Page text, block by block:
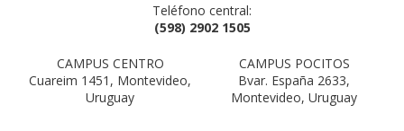
Teléfono central:
(598) 2902 1505
CAMPUS CENTRO
Cuareim 1451, Montevideo,
Uruguay
CAMPUS POCITOS
Bvar. España 2633,
Montevideo, Uruguay